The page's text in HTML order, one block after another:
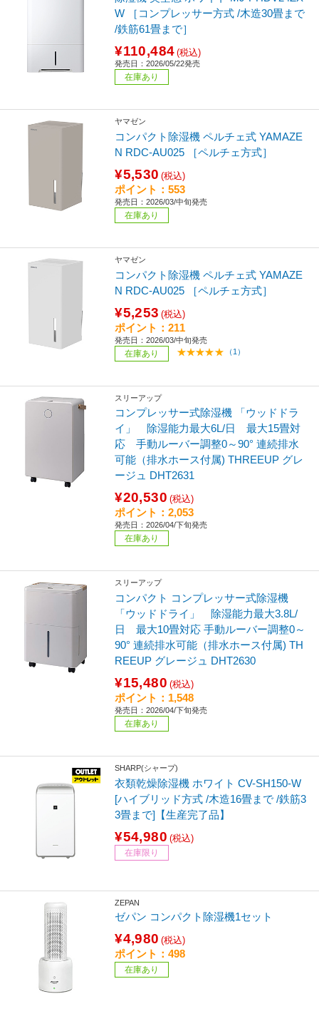
W ［コンプレッサー方式 /木造30畳まで
/鉄筋61畳まで］
¥110,484 (税込)
発売日：2026/05/22発売
在庫あり
ヤマゼン
コンパクト除湿機 ペルチェ式 YAMAZE
N RDC-AU025 ［ペルチェ方式］
¥5,530 (税込)
ポイント：553
発売日：2026/03/中旬発売
在庫あり
ヤマゼン
コンパクト除湿機 ペルチェ式 YAMAZE
N RDC-AU025 ［ペルチェ方式］
¥5,253 (税込)
ポイント：211
発売日：2026/03/中旬発売
在庫あり （1）
スリーアップ
コンプレッサー式除湿機 「ウッドドラ
イ」 除湿能力最大6L/日 最大15畳対
応 手動ルーバー調整0～90° 連続排水
可能（排水ホース付属) THREEUP グレ
ージュ DHT2631
¥20,530 (税込)
ポイント：2,053
発売日：2026/04/下旬発売
在庫あり
スリーアップ
コンパクト コンプレッサー式除湿機
「ウッドドライ」 除湿能力最大3.8L/
日 最大10畳対応 手動ルーバー調整0～
90° 連続排水可能（排水ホース付属) TH
REEUP グレージュ DHT2630
¥15,480 (税込)
ポイント：1,548
発売日：2026/04/下旬発売
在庫あり
SHARP(シャープ)
衣類乾燥除湿機 ホワイト CV-SH150-W
[ハイブリッド方式 /木造16畳まで /鉄筋3
3畳まで]【生産完了品】
¥54,980 (税込)
在庫限り
ZEPAN
ゼパン コンパクト除湿機1セット
¥4,980 (税込)
ポイント：498
在庫あり